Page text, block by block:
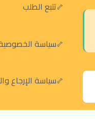
تتبع الطلب
سياسة
سياسة الإرجاع